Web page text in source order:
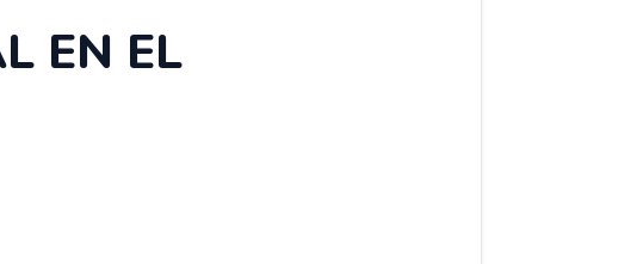
EN EL